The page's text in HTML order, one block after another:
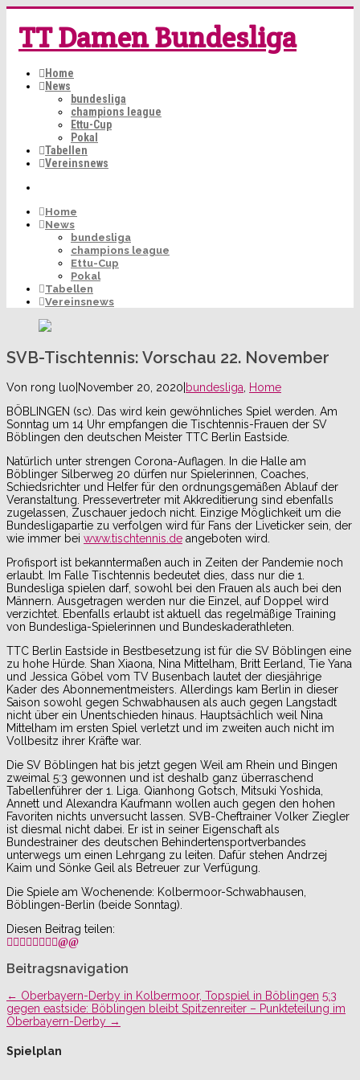
TT Damen Bundesliga
Home
News
bundesliga
champions league
Ettu-Cup
Pokal
Tabellen
Vereinsnews
Home
News
bundesliga
champions league
Ettu-Cup
Pokal
Tabellen
Vereinsnews
SVB-Tischtennis: Vorschau 22. November
Von rong luo|November 20, 2020|bundesliga Home
BÖBLINGEN (sc). Das wird kein gewöhnliches Spiel werden. Am
Sonntag um 14 Uhr empfangen die Tischtennis-Frauen der SV
Böblingen den deutschen Meister TTC Berlin Eastside.
Natürlich unter strengen Corona-Auflagen. In die Halle am
Böblinger Silberweg 20 dürfen nur Spielerinnen, Coaches,
Schiedsrichter und Helfer für den ordnungsgemäßen Ablauf der
Veranstaltung. Pressevertreter mit Akkreditierung sind ebenfalls
zugelassen, Zuschauer jedoch nicht. Einzige Möglichkeit um die
Bundesligapartie zu verfolgen wird für Fans der Liveticker sein, der
wie immer bei www.tischtennis.de angeboten wird.
Profisport ist bekanntermaßen auch in Zeiten der Pandemie noch
erlaubt. Im Falle Tischtennis bedeutet dies, dass nur die 1.
Bundesliga spielen darf, sowohl bei den Frauen als auch bei den
Männern. Ausgetragen werden nur die Einzel, auf Doppel wird
verzichtet. Ebenfalls erlaubt ist aktuell das regelmäßige Training
von Bundesliga-Spielerinnen und Bundeskaderathleten.
TTC Berlin Eastside in Bestbesetzung ist für die SV Böblingen eine
zu hohe Hürde. Shan Xiaona, Nina Mittelham, Britt Eerland, Tie Yana
und Jessica Göbel vom TV Busenbach lautet der diesjährige
Kader des Abonnementmeisters. Allerdings kam Berlin in dieser
Saison sowohl gegen Schwabhausen als auch gegen Langstadt
nicht über ein Unentschieden hinaus. Hauptsächlich weil Nina
Mittelham im ersten Spiel verletzt und im zweiten auch nicht im
Vollbesitz ihrer Kräfte war.
Die SV Böblingen hat bis jetzt gegen Weil am Rhein und Bingen
zweimal 5:3 gewonnen und ist deshalb ganz überraschend
Tabellenführer der 1. Liga. Qianhong Gotsch, Mitsuki Yoshida,
Annett und Alexandra Kaufmann wollen auch gegen den hohen
Favoriten nichts unversucht lassen. SVB-Cheftrainer Volker Ziegler
ist diesmal nicht dabei. Er ist in seiner Eigenschaft als
Bundestrainer des deutschen Behindertensportverbandes
unterwegs um einen Lehrgang zu leiten. Dafür stehen Andrzej
Kaim und Sönke Geil als Betreuer zur Verfügung.
Die Spiele am Wochenende: Kolbermoor-Schwabhausen,
Böblingen-Berlin (beide Sonntag).
Diesen Beitrag teilen:
Beitragsnavigation
← Oberbayern-Derby in Kolbermoor, Topspiel in Böblingen 5:3
gegen eastside: Böblingen bleibt Spitzenreiter – Punkteteilung im
Oberbayern-Derby →
Spielplan